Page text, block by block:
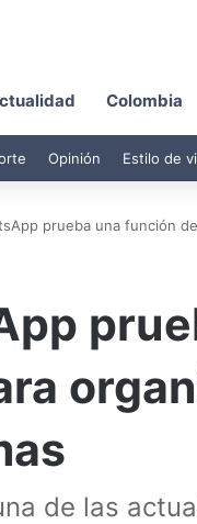
Colombia
Opinión Estilo de
prueba una función
de las